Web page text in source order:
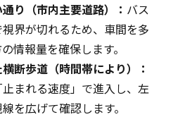
り（市内主要道路）： バス
界が切れるため、車間を多
情報量を確保します。
断歩道（時間帯により）：
まれる速度」で進入し、左
を広げて確認します。